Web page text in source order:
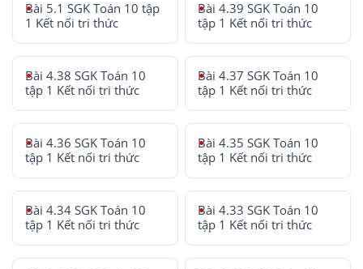
Bài 5.1 SGK Toán 10 tập
1 Kết nối tri thức
Bài 4.39 SGK Toán 10
tập 1 Kết nối tri thức
Bài 4.38 SGK Toán 10
tập 1 Kết nối tri thức
Bài 4.37 SGK Toán 10
tập 1 Kết nối tri thức
Bài 4.36 SGK Toán 10
tập 1 Kết nối tri thức
Bài 4.35 SGK Toán 10
tập 1 Kết nối tri thức
Bài 4.34 SGK Toán 10
tập 1 Kết nối tri thức
Bài 4.33 SGK Toán 10
tập 1 Kết nối tri thức